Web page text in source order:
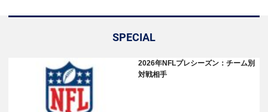
SPECIAL
2026年NFLプレシーズン：チーム別
対戦相手